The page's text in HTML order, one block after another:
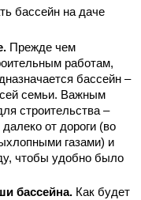
бассейн на даче
Прежде чем
работам,
бассейн –
семьи. Важным
строительства –
от дороги (во
газами) и
чтобы удобно было
бассейна. Как будет